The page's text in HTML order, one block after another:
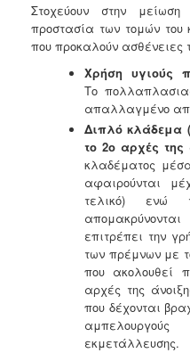
Στοχεύουν στην
προστασία των τομών του
που προκαλούν ασθένειες
Χρήση υγιούς
Το
απαλλαγμένο
Διπλό κλάδεμα
το 2ο αρχές της
κλαδέματος
αφαιρούνται
τελικό) ενώ
επιτρέπει την
των πρέμνων με
που ακολουθεί
αρχές της
που δέχονται
εκμετάλλευσης.